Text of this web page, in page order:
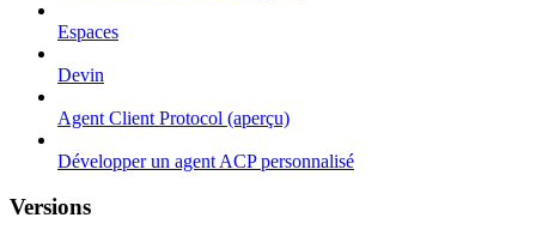
Espaces
Devin
Agent Client Protocol (aperçu)
Développer un agent ACP personnalisé
Versions